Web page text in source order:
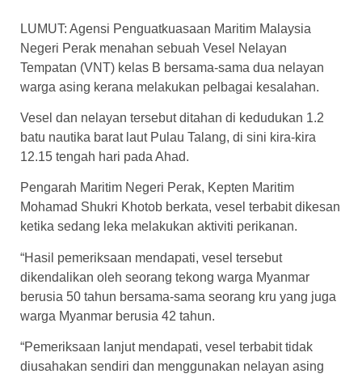
LUMUT: Agensi Penguatkuasaan Maritim Malaysia
Negeri Perak menahan sebuah Vesel Nelayan
Tempatan (VNT) kelas B bersama-sama dua nelayan
warga asing kerana melakukan pelbagai kesalahan.
Vesel dan nelayan tersebut ditahan di kedudukan 1.2
batu nautika barat laut Pulau Talang, di sini kira-kira
12.15 tengah hari pada Ahad.
Pengarah Maritim Negeri Perak, Kepten Maritim
Mohamad Shukri Khotob berkata, vesel terbabit dikesan
ketika sedang leka melakukan aktiviti perikanan.
“Hasil pemeriksaan mendapati, vesel tersebut
dikendalikan oleh seorang tekong warga Myanmar
berusia 50 tahun bersama-sama seorang kru yang juga
warga Myanmar berusia 42 tahun.
“Pemeriksaan lanjut mendapati, vesel terbabit tidak
diusahakan sendiri dan menggunakan nelayan asing